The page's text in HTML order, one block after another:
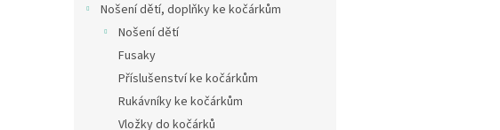
Nošení dětí, doplňky ke kočárkům
Nošení dětí
Fusaky
Příslušenství ke kočárkům
Rukávníky ke kočárkům
Vložky do kočárků